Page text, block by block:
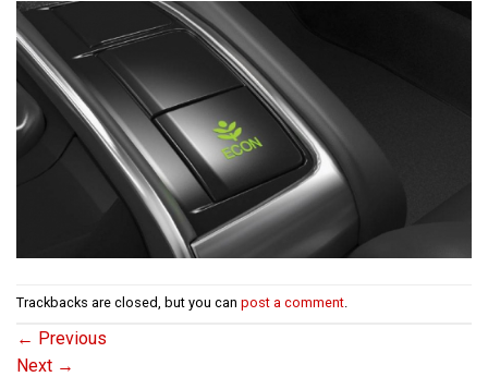
Trackbacks are closed, but you can post a comment.
← Previous
Next →